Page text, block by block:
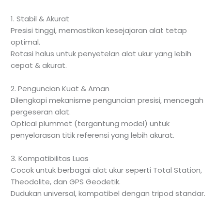
1. Stabil & Akurat
Presisi tinggi, memastikan kesejajaran alat tetap
optimal.
Rotasi halus untuk penyetelan alat ukur yang lebih
cepat & akurat.
2. Penguncian Kuat & Aman
Dilengkapi mekanisme penguncian presisi, mencegah
pergeseran alat.
Optical plummet (tergantung model) untuk
penyelarasan titik referensi yang lebih akurat.
3. Kompatibilitas Luas
Cocok untuk berbagai alat ukur seperti Total Station,
Theodolite, dan GPS Geodetik.
Dudukan universal, kompatibel dengan tripod standar.